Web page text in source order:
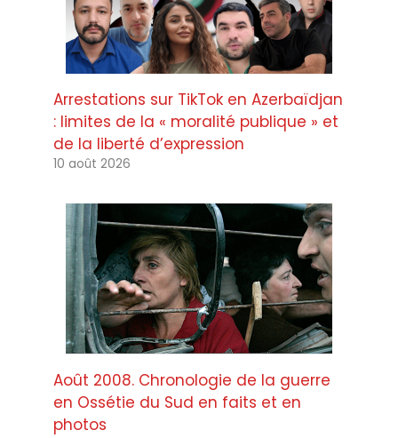
Arrestations sur TikTok en Azerbaïdjan
: limites de la « moralité publique » et
de la liberté d’expression
10 août 2026
Août 2008. Chronologie de la guerre
en Ossétie du Sud en faits et en
photos